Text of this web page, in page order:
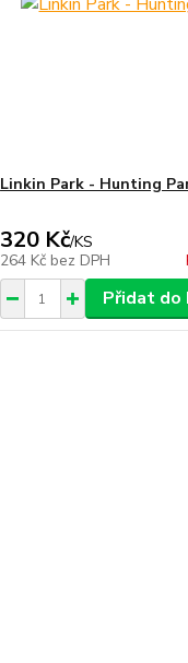
Linkin Park - Hunting
320 Kč/KS
264 Kč bez DPH
Přidat do